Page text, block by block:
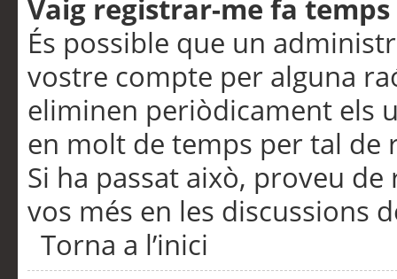
Vaig registrar-me fa
És possible que un
vostre compte per alguna
eliminen periòdicament els
en molt de temps per tal de
Si ha passat això, proveu
vos més en les discussions
Torna a l’inici